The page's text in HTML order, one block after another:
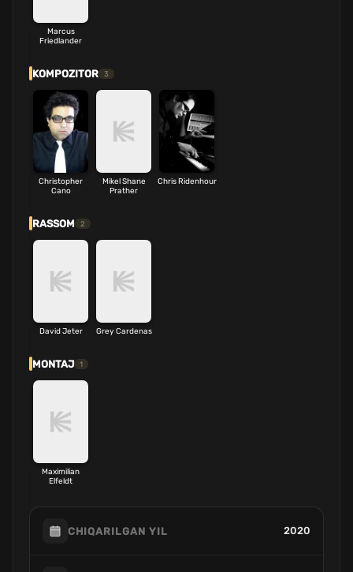
Marcus
Friedlander
KOMPOZITOR 3
Christopher
Cano
Mikel Shane
Prather
Chris Ridenhour
RASSOM 2
David Jeter Grey Cardenas
MONTAJ 1
Maximilian
Elfeldt
CHIQARILGAN YIL 2020